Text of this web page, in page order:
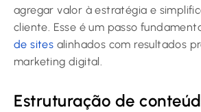
agregar valor à estratégia e
cliente. Esse é um passo
de sites alinhados com resultados
marketing digital.
Estruturação de